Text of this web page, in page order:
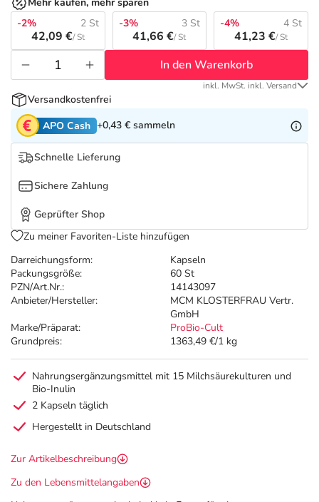
Tierapotheke
Vitamine & Mineralstoffe
Marken
Salus Deals
Darreichungsform:
Kapseln
Packungsgröße:
60 St
PZN/Art.Nr.:
14143097
Anbieter/Hersteller:
MCM KLOSTERFRAU Vertr.
GmbH
Marke/Präparat:
ProBio-Cult
Grundpreis:
1363,49 €/1 kg
-2%
2 St
42,09 €/ St
-3% 3 St
41,66 €/ St
-4% 4 St
41,23 €/ St
In den Warenkorb
inkl. MwSt. inkl. Versand
Versandkostenfrei
APO Cash +0,43 € sammeln
Schnelle Lieferung
Sichere Zahlung
Geprüfter Shop
Zu meiner Favoriten-Liste hinzufügen
Nahrungsergänzungsmittel mit 15 Milchsäurekulturen und
Bio-Inulin
2 Kapseln täglich
Hergestellt in Deutschland
Zur Artikelbeschreibung
Zu den Lebensmittelangaben